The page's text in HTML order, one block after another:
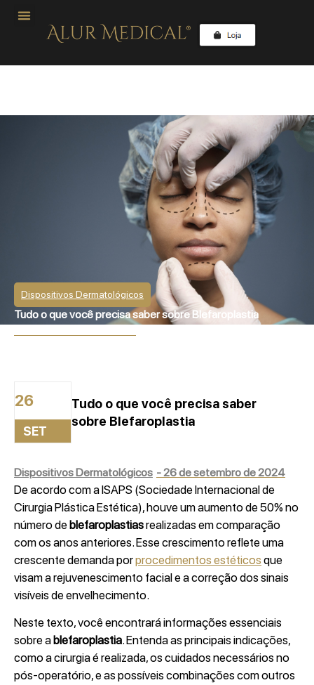
Dispositivos Dermatológicos
Tudo o que você precisa saber sobre Blefaroplastia
26
SET
Tudo o que você precisa saber
sobre Blefaroplastia
Dispositivos Dermatológicos -26 de setembro de 2024
De acordo com a ISAPS (Sociedade Internacional de
Cirurgia Plástica Estética), houve um aumento de 50% no
número deblefaroplastiasrealizadas em comparação
com os anos anteriores. Esse crescimento reflete uma
crescente demanda porprocedimentos estéticos que
visam a rejuvenescimento facial e a correção dos sinais
visíveis de envelhecimento.
Neste texto, você encontrará informações essenciais
sobre ablefaroplastia. Entenda as principais indicações,
como a cirurgia é realizada, os cuidados necessários no
pós-operatório, e as possíveis combinações com outros